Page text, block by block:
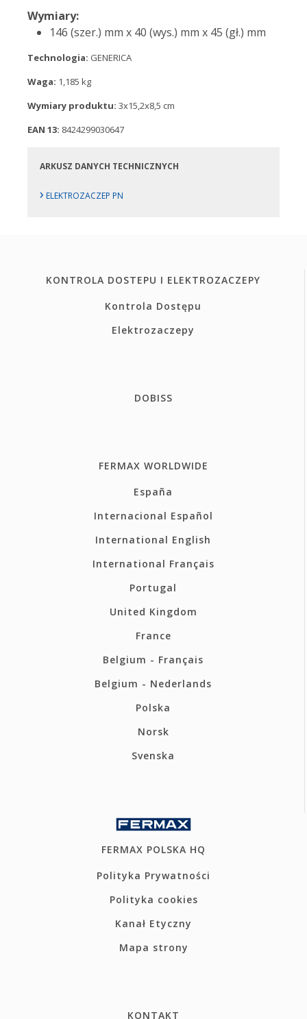
Wymiary:
146 (szer.) mm x 40 (wys.) mm x 45 (gł.) mm
Technologia: GENERICA
Waga: 1,185 kg
Wymiary produktu: 3x15,2x8,5 cm
EAN 13: 8424299030647
ARKUSZ DANYCH TECHNICZNYCH
› ELEKTROZACZEP PN
KONTROLA DOSTEPU I ELEKTROZACZEPY
Kontrola Dostępu
Elektrozaczepy
DOBISS
FERMAX WORLDWIDE
España
Internacional Español
International English
International Français
Portugal
United Kingdom
France
Belgium - Français
Belgium - Nederlands
Polska
Norsk
Svenska
FERMAX POLSKA HQ
Polityka Prywatności
Polityka cookies
Kanał Etyczny
Mapa strony
KONTAKT